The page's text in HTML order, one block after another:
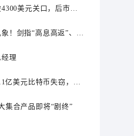
美元关口，后市怎
！剑指“高息高返”、
理
亿美元比特币失窃，加
集合产品即将“剧终”